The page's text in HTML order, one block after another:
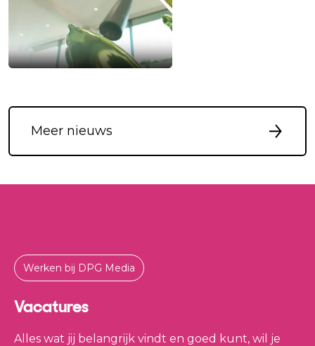
Meer nieuws
Werken bij DPG Media
Vacatures
Alles wat jij belangrijk vindt en goed kunt, wil je